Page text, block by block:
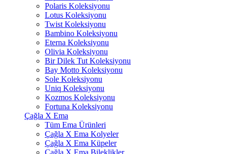
Polaris Koleksiyonu
Lotus Koleksiyonu
Twist Koleksiyonu
Bambino Koleksiyonu
Eterna Koleksiyonu
Olivia Koleksiyonu
Bir Dilek Tut Koleksiyonu
Bay Motto Koleksiyonu
Sole Koleksiyonu
Uniq Koleksiyonu
Kozmos Koleksiyonu
Fortuna Koleksiyonu
Çağla X Ema
Tüm Ema Ürünleri
Çağla X Ema Kolyeler
Çağla X Ema Küpeler
Çağla X Ema Bileklikler